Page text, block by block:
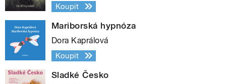
Koupit
Mariborská hypnóza
Dora Kaprálová
Koupit
Sladké Česko